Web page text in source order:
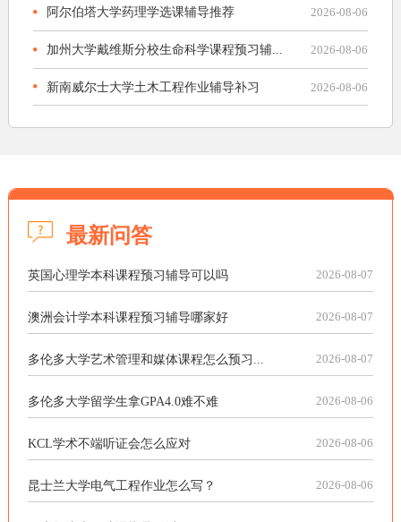
阿尔伯塔大学药理学选课辅导推荐 2026-08-06
加州大学戴维斯分校生命科学课程预习辅... 2026-08-06
新南威尔士大学土木工程作业辅导补习 2026-08-06
最新问答
英国心理学本科课程预习辅导可以吗 2026-08-07
澳洲会计学本科课程预习辅导哪家好 2026-08-07
多伦多大学艺术管理和媒体课程怎么预习... 2026-08-07
多伦多大学留学生拿GPA4.0难不难 2026-08-06
KCL学术不端听证会怎么应对 2026-08-06
昆士兰大学电气工程作业怎么写？ 2026-08-06